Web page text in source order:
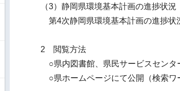
（3）静岡県環境基本計画の進捗状況
第4次静岡県環境基本計画の進捗状
2 閲覧方法
○県内図書館、県民サービスセンタ
○県ホームページにて公開（検索